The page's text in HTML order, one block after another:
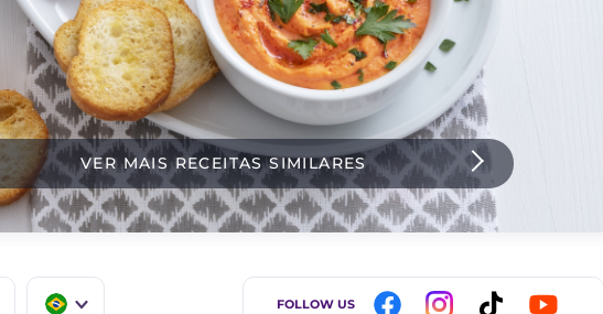
VER MAIS RECEITAS SIMILARES
FOLLOW US